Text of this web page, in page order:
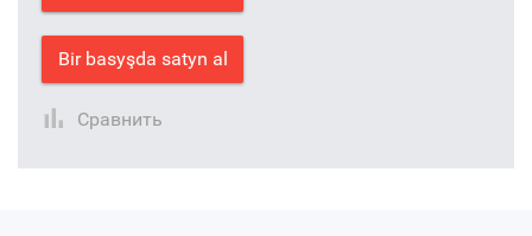
Bir basyşda satyn al
Сравнить